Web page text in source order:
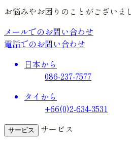
お悩みやお困りのことがございま
メールでのお問い合わせ
電話でのお問い合わせ
日本から
086-237-7577
タイから
+66(0)2-634-3531
サービス
サービス